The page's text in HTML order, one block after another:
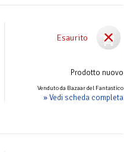
Esaurito
Prodotto nuovo
Venduto da Bazaar del Fantastico
» Vedi scheda completa